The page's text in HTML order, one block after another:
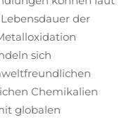
der
sich
Chemikalien
globalen